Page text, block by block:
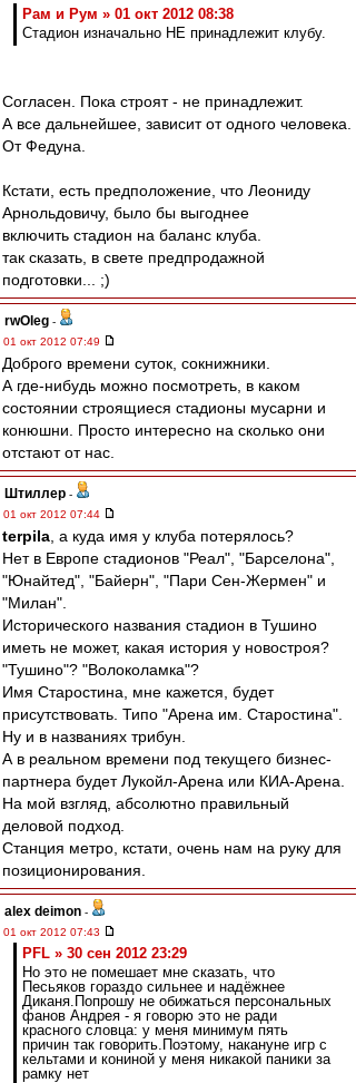
Рам и Рум » 01 окт 2012 08:38
Стадион изначально НЕ принадлежит клубу.
Согласен. Пока строят - не принадлежит.
А все дальнейшее, зависит от одного человека.
От Федуна.
Кстати, есть предположение, что Леониду
Арнольдовичу, было бы выгоднее
включить стадион на баланс клуба.
так сказать, в свете предпродажной
подготовки... ;)
rwOleg -
01 окт 2012 07:49
Доброго времени суток, сокнижники.
А где-нибудь можно посмотреть, в каком
состоянии строящиеся стадионы мусарни и
конюшни. Просто интересно на сколько они
отстают от нас.
Штиллер -
01 окт 2012 07:44
terpila , а куда имя у клуба потерялось?
Нет в Европе стадионов "Реал", "Барселона",
"Юнайтед", "Байерн", "Пари Сен-Жермен" и
"Милан".
Исторического названия стадион в Тушино
иметь не может, какая история у новостроя?
"Тушино"? "Волоколамка"?
Имя Старостина, мне кажется, будет
присутствовать. Типо "Арена им. Старостина".
Ну и в названиях трибун.
А в реальном времени под текущего бизнес-
партнера будет Лукойл-Арена или КИА-Арена.
На мой взгляд, абсолютно правильный
деловой подход.
Станция метро, кстати, очень нам на руку для
позиционирования.
alex deimon -
01 окт 2012 07:43
PFL » 30 сен 2012 23:29
Но это не помешает мне сказать, что
Песьяков гораздо сильнее и надёжнее
Диканя.Попрошу не обижаться персональных
фанов Андрея - я говорю это не ради
красного словца: у меня минимум пять
причин так говорить.Поэтому, накануне игр с
кельтами и кониной у меня никакой паники за
рамку нет